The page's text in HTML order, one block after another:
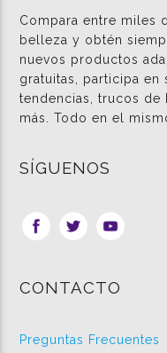
Compara entre miles
belleza y obtén
nuevos productos
gratuitas, participa en
tendencias, trucos de
más. Todo en el
SÍGUENOS
CONTACTO
Preguntas Frecuentes